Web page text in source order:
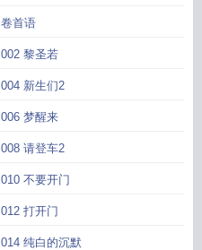
卷首语
002 黎圣若
004 新生们2
006 梦醒来
008 请登车2
010 不要开门
012 打开门
014 纯白的沉默